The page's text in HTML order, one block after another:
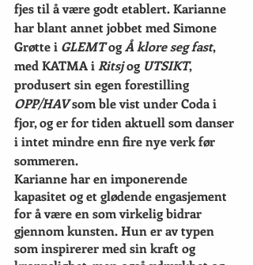
fjes til å være godt etablert. Karianne
har blant annet jobbet med Simone
Grøtte i GLEMT og Å klore seg fast,
med KATMA i Ritsj og UTSIKT,
produsert sin egen forestilling
OPP/HAV som ble vist under Coda i
fjor, og er for tiden aktuell som danser
i intet mindre enn fire nye verk før
sommeren.
Karianne har en imponerende
kapasitet og et glødende engasjement
for å være en som virkelig bidrar
gjennom kunsten. Hun er av typen
som inspirerer med sin kraft og